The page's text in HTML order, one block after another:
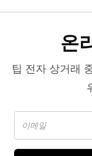
온
팁 전자 상거래